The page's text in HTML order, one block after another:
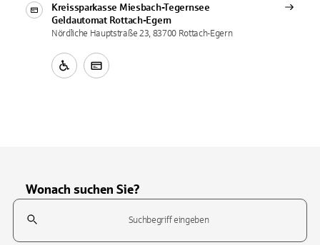
Kreissparkasse Miesbach-Tegernsee
Geldautomat Rottach-Egern
Nördliche Hauptstraße 23, 83700 Rottach-Egern
Wonach suchen Sie?
Suchfeld